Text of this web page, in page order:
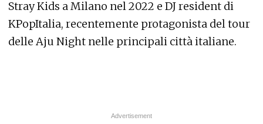
Stray Kids a Milano nel 2022 e DJ resident di
KPopItalia, recentemente protagonista del tour
delle Aju Night nelle principali città italiane.